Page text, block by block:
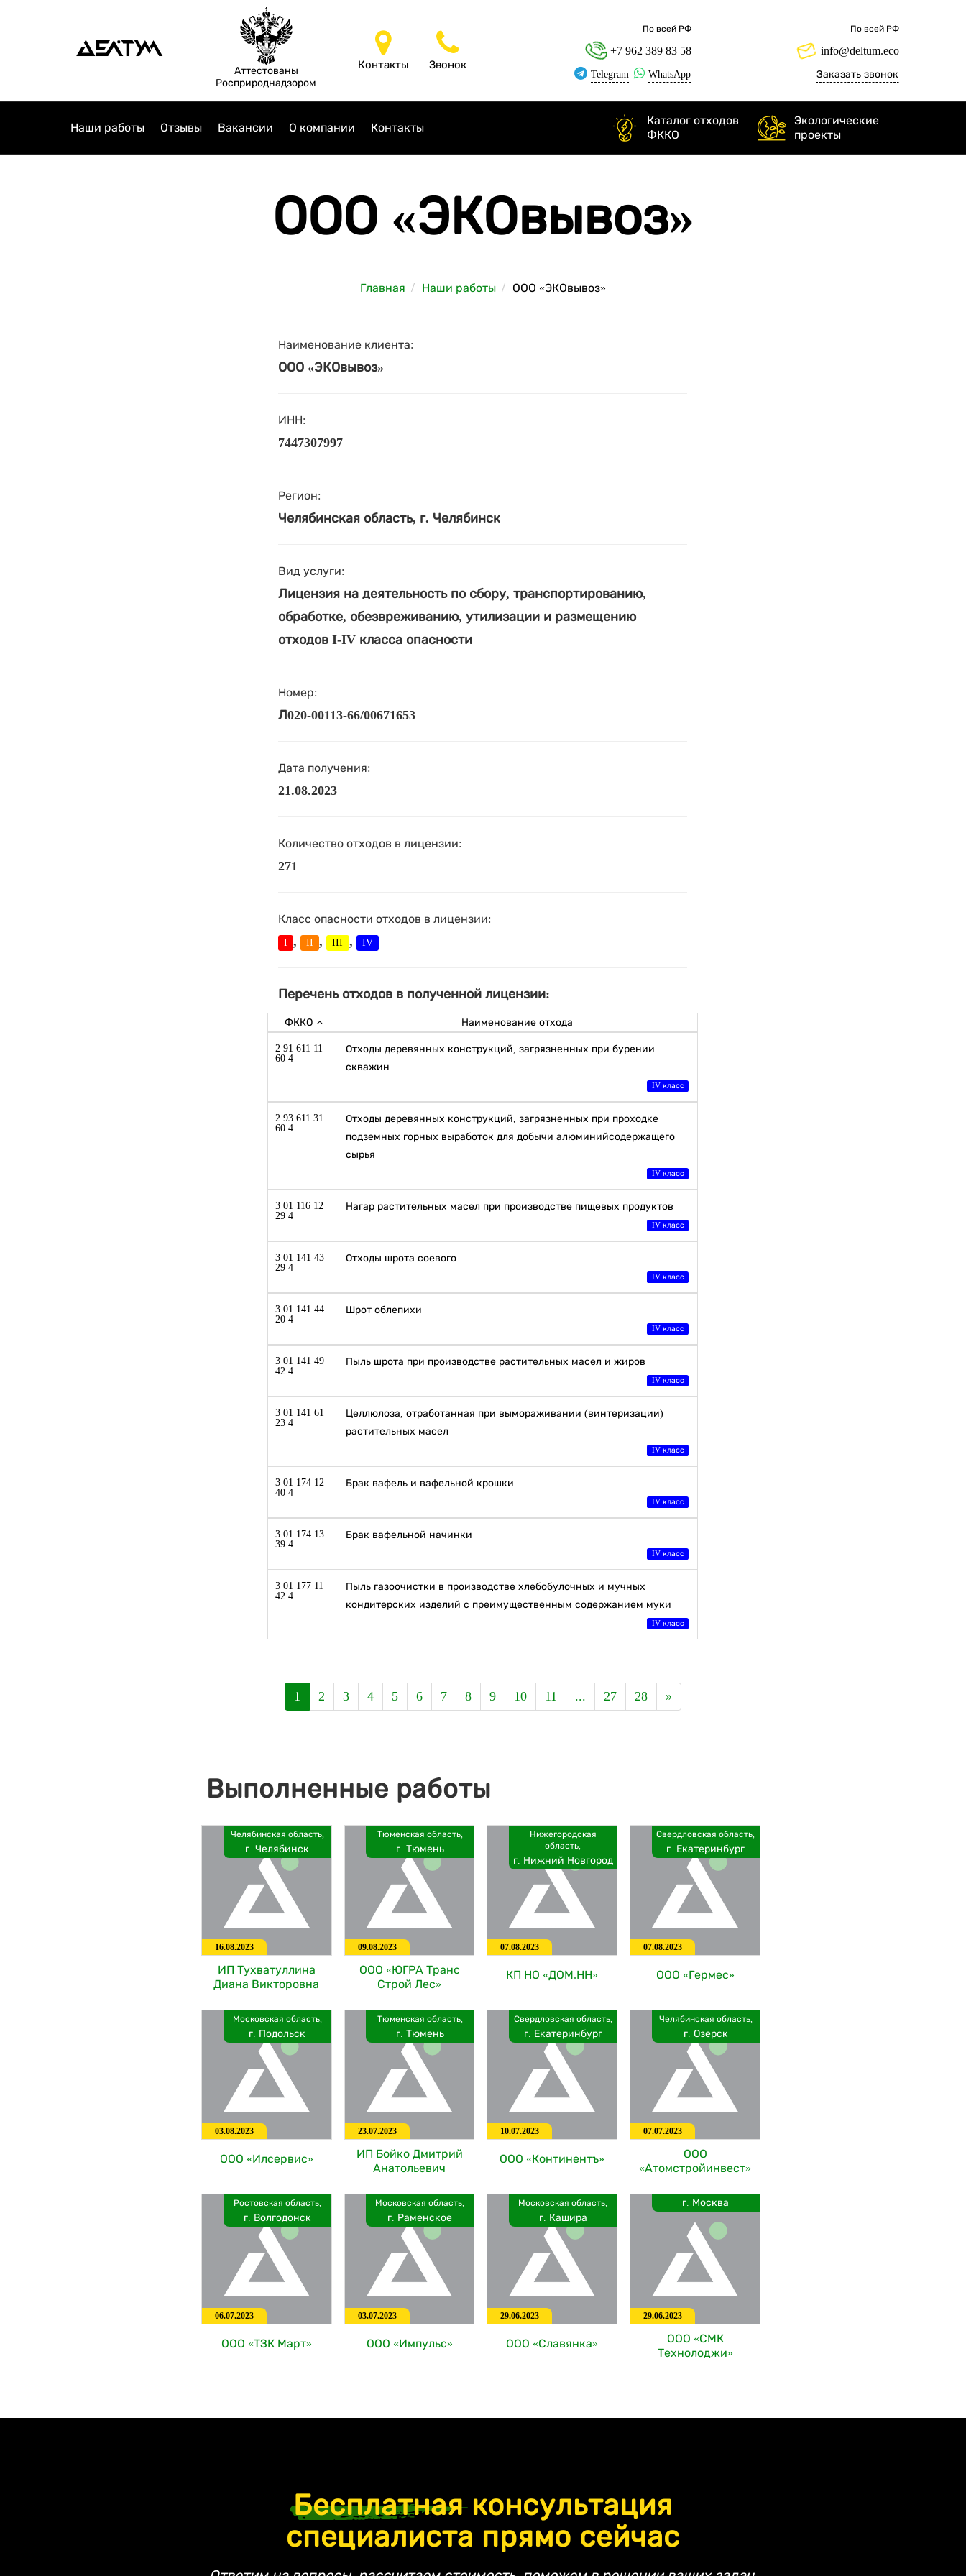
Аттестованы
Росприроднадзором
Контакты Звонок
По всей РФ
+7 962 389 83 58
Telegram WhatsApp
По всей РФ
info@deltum.eco
Заказать звонок
Наши работы Отзывы Вакансии О компании Контакты
Каталог отходов
ФККО
Экологические
проекты
ООО «ЭКОвывоз»
Главная Наши работы ООО «ЭКОвывоз»
Наименование клиента:
ООО «ЭКОвывоз»
ИНН:
7447307997
Регион:
Челябинская область, г. Челябинск
Вид услуги:
Лицензия на деятельность по сбору, транспортированию,
обработке, обезвреживанию, утилизации и размещению
отходов I-IV класса опасности
Номер:
Л020-00113-66/00671653
Дата получения:
21.08.2023
Количество отходов в лицензии:
271
Класс опасности отходов в лицензии:
I , II , III , IV
Перечень отходов в полученной лицензии:
ФККО Наименование отхода
2 91 611 11
60 4
Отходы деревянных конструкций, загрязненных при бурении
скважин
IV класс
2 93 611 31
60 4
Отходы деревянных конструкций, загрязненных при проходке
подземных горных выработок для добычи алюминийсодержащего
сырья
IV класс
3 01 116 12
29 4
Нагар растительных масел при производстве пищевых продуктов
IV класс
3 01 141 43
29 4
Отходы шрота соевого
IV класс
3 01 141 44
20 4
Шрот облепихи
IV класс
3 01 141 49
42 4
Пыль шрота при производстве растительных масел и жиров
IV класс
3 01 141 61
23 4
Целлюлоза, отработанная при вымораживании (винтеризации)
растительных масел
IV класс
3 01 174 12
40 4
Брак вафель и вафельной крошки
IV класс
3 01 174 13
39 4
Брак вафельной начинки
IV класс
3 01 177 11
42 4
Пыль газоочистки в производстве хлебобулочных и мучных
кондитерских изделий с преимущественным содержанием муки
IV класс
1 2 3 4 5 6 7 8 9 10 11 ... 27 28 »
Выполненные работы
Челябинская область,
г. Челябинск
16.08.2023
ИП Тухватуллина
Диана Викторовна
Тюменская область,
г. Тюмень
09.08.2023
ООО «ЮГРА Транс
Строй Лес»
Нижегородская
область,
г. Нижний Новгород
07.08.2023
КП НО «ДОМ.НН»
Свердловская область,
г. Екатеринбург
07.08.2023
ООО «Гермес»
Московская область,
г. Подольск
03.08.2023
ООО «Илсервис»
Тюменская область,
г. Тюмень
23.07.2023
ИП Бойко Дмитрий
Анатольевич
Свердловская область,
г. Екатеринбург
10.07.2023
ООО «Континентъ»
Челябинская область,
г. Озерск
07.07.2023
ООО
«Атомстройинвест»
Ростовская область,
г. Волгодонск
06.07.2023
ООО «ТЗК Март»
Московская область,
г. Раменское
03.07.2023
ООО «Импульс»
Московская область,
г. Кашира
29.06.2023
ООО «Славянка»
г. Москва
29.06.2023
ООО «СМК
Технолоджи»
Бесплатнаяконсультация
специалиста прямо сейчас